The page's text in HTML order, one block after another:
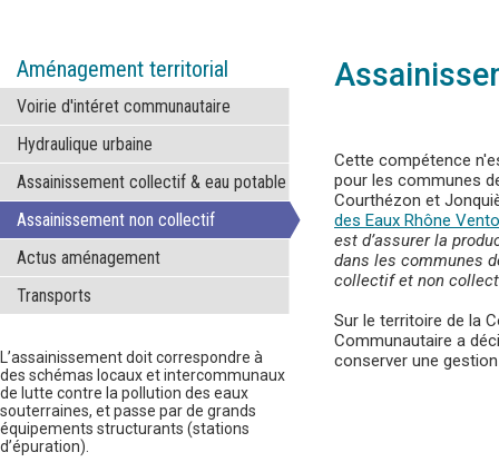
Aménagement territorial
Voirie d'intéret communautaire
Hydraulique urbaine
Assainissement collectif & eau potable
Assainissement non collectif
Actus aménagement
Transports
L’assainissement doit correspondre à
des schémas locaux et intercommunaux
de lutte contre la pollution des eaux
souterraines, et passe par de grands
équipements structurants (stations
d’épuration).
Cette compétence
pour les communes
Courthézon et
des Eaux Rhône
est d’assurer la
dans les communes
collectif et non
Sur le territoire de la
Communautaire a
conserver une